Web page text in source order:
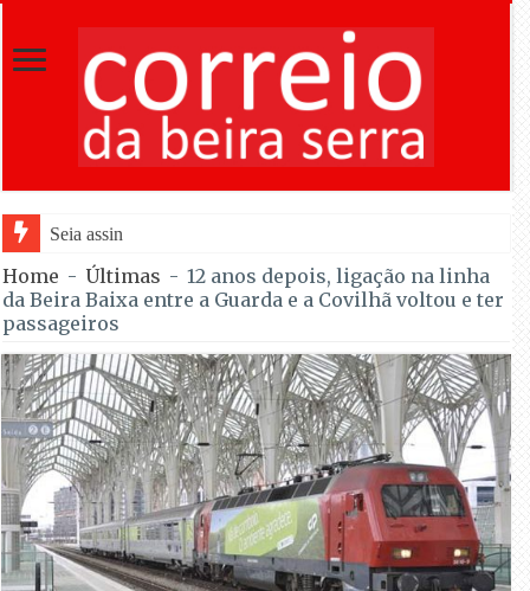
Seia assinala centenário de Almeida Santos
Home - Últimas - 12 anos depois, ligação na linha
da Beira Baixa entre a Guarda e a Covilhã voltou e ter
passageiros